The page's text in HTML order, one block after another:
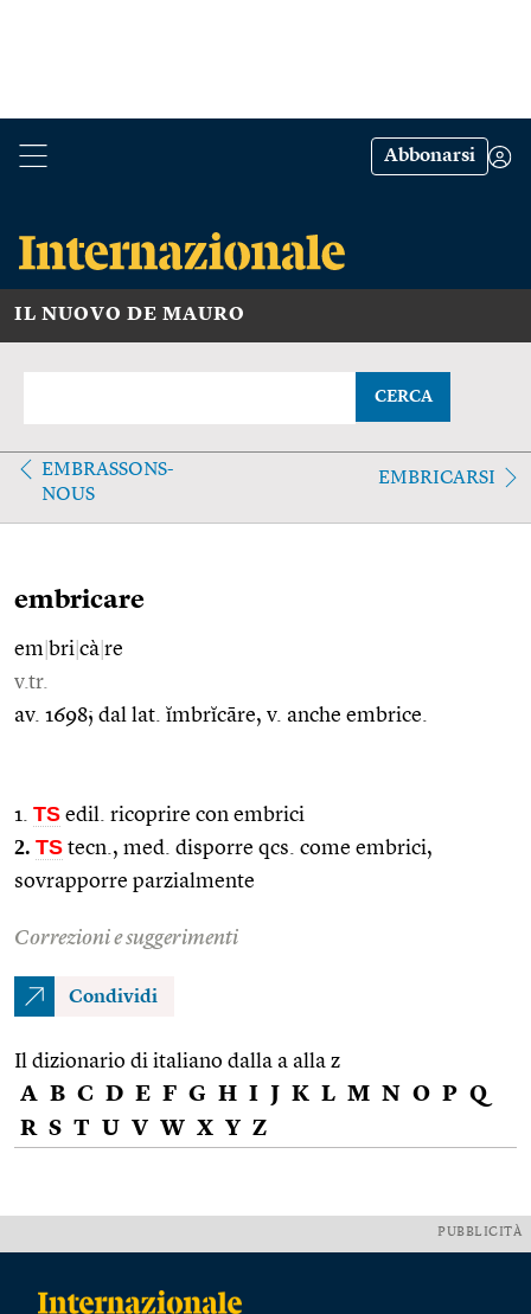
Abbonarsi
IL NUOVO DE MAURO
CERCA
EMBRASSONS-
NOUS
EMBRICARSI
embricare
em bri cà re
v.tr.
av. 1698; dal lat. ĭmbrĭcāre, v. anche embrice.
1. TS edil. ricoprire con embrici
2. TS tecn., med. disporre qcs. come embrici,
sovrapporre parzialmente
Correzioni e suggerimenti
Condividi
Il dizionario di italiano dalla a alla z
A B C D E F G H I J K L M N O P Q
R S T U V W X Y Z
PUBBLICITÀ